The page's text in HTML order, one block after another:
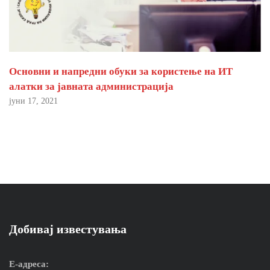
Основни и напредни обуки за користење на ИТ
алатки за јавната администрација
јуни 17, 2021
Добивај известувања
Е-адреса: